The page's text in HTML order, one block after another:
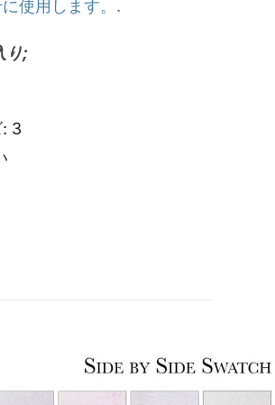
使用します。.
り;
3